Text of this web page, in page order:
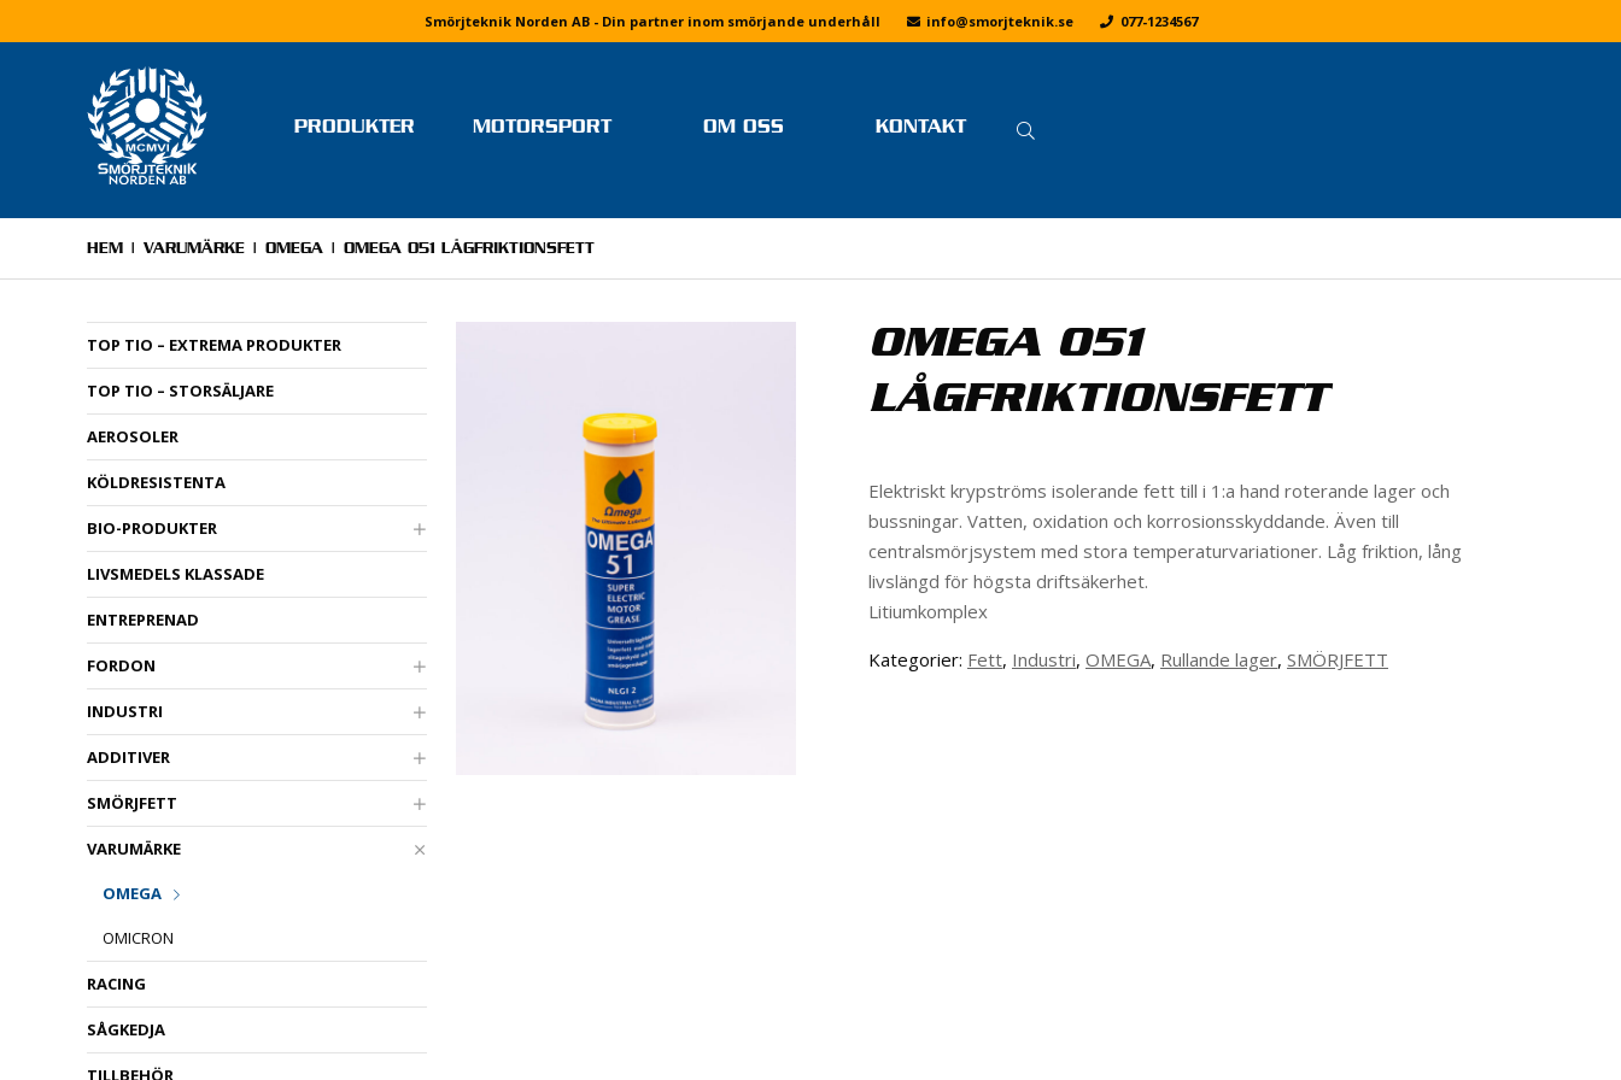
Smörjteknik Norden AB - Din partner inom smörjande underhåll info@smorjteknik.se 077-1234567
PRODUKTER MOTORSPORT
MONIKA ARVIDSSON
MOLLY HJÄLM
RICKARD IVARS
LINUS PETTERSSON
STEFAN WETTERVIK & PELLE
FOTOGALLERIER
DRIFTING
BANRACING
F1 H2O
SPEEDWAY
ENDURO
OM OSS
VI PÅ SMÖRJTEKNIK
JOBBA HOS OSS
KONTAKT
HEM | VARUMÄRKE | OMEGA | OMEGA 051 LÅGFRIKTIONSFETT
TOP TIO – EXTREMA PRODUKTER
TOP TIO – STORSÄLJARE
AEROSOLER
KÖLDRESISTENTA
BIO-PRODUKTER
LIVSMEDELS KLASSADE
ENTREPRENAD
FORDON
INDUSTRI
ADDITIVER
SMÖRJFETT
VARUMÄRKE
OMEGA
OMICRON
RACING
SÅGKEDJA
OMEGA 051
LÅGFRIKTIONSFETT
Elektriskt krypströms isolerande fett till i 1:a hand roterande lager och
bussningar. Vatten, oxidation och korrosionsskyddande. Även till
centralsmörjsystem med stora temperaturvariationer. Låg friktion, lång
livslängd för högsta driftsäkerhet.
Litiumkomplex
Kategorier: Fett, Industri, OMEGA, Rullande lager, SMÖRJFETT